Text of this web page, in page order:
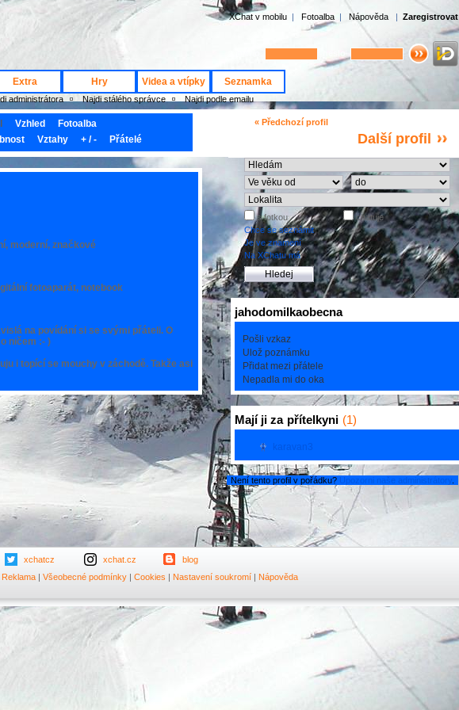
XChat v mobilu | Fotoalba | Nápověda | Zaregistrovat
Extra Hry Videa a vtípky Seznamka
administrátora Najdi stálého správce Najdi podle emailu
Vzhled
Fotoalba
Vztahy + / - Přátelé
« Předchozí profil
Další profil
moderní, značkové
fotoaparát, notebook
na povídání si se svými přáteli. O
ničem :- )
i topící se mouchy v záchodě. Takže asi
s fotkou
chatuje
Chce se seznámit
Je ve znamení
Na XChatu má
jahodomilkaobecna
Pošli vzkaz
Ulož poznámku
Přidat mezi přátele
Nepadla mi do oka
Mají ji za přítelkyni (1)
karavan3
Není tento profil v pořádku? Upozorni naše administrátory
xchatcz xchat.cz
blog
Reklama| Všeobecné podmínky| Cookies | Nastavení soukromí| Nápověda